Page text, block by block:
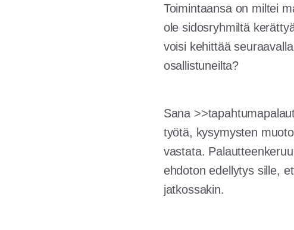
Toimintaansa on miltei
ole sidosryhmiltä
voisi kehittää
osallistuneilta?
Sana
työtä, kysymysten
vastata.
ehdoton edellytys sille,
jatkossakin.